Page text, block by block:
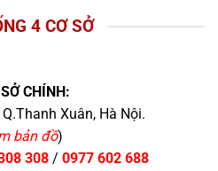
4 CƠ SỞ
CHÍNH:
Xuân, Hà Nội.
bản đồ)
308/ 0977 602 688